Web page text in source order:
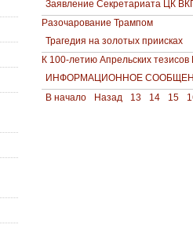
Заявление Секретариата ЦК
Разочарование Трампом
Трагедия на золотых приисках
К 100-летию Апрельских
ИНФОРМАЦИОННОЕ
В начало
Назад 13 14 15